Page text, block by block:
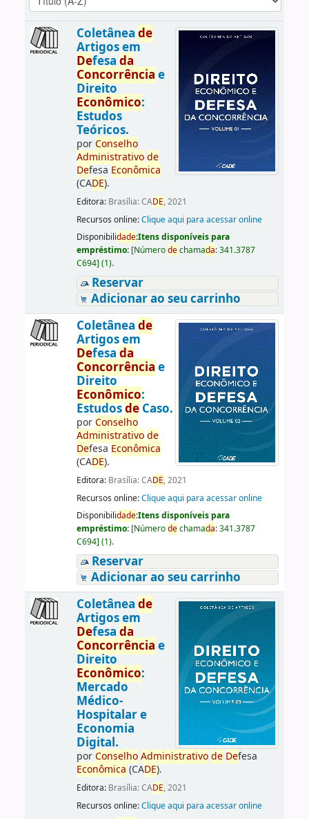
Coletânea de
Artigos em
Defesa da
Concorrência e
Direito
Econômico:
Estudos
Teóricos.
porConselho
Administrativo de
Defesa Econômica
(CADE).
Editora: Brasília: CADE, 2021
Recursos online:Clique aqui para acessar online
Disponibilidade:Itens disponíveis para
empréstimo: [Númerodechamada:341.3787
C694] (1).
Reservar
Adicionar ao seu carrinho
Coletânea de
Artigos em
Defesa da
Concorrência e
Direito
Econômico:
EstudosdeCaso.
porConselho
Administrativo de
Defesa Econômica
(CADE).
Editora: Brasília: CADE, 2021
Recursos online:Clique aqui para acessar online
Disponibilidade:Itens disponíveis para
empréstimo: [Númerodechamada:341.3787
C694] (1).
Reservar
Adicionar ao seu carrinho
Coletânea de
Artigos em
Defesa da
Concorrência e
Direito
Econômico:
Mercado
Médico-
Hospitalar e
Economia
Digital.
porConselho Administrativo de Defesa
Econômica (CADE).
Editora: Brasília: CADE, 2021
Recursos online:Clique aqui para acessar online